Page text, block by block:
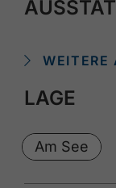
WEITERE
LAGE
Am See